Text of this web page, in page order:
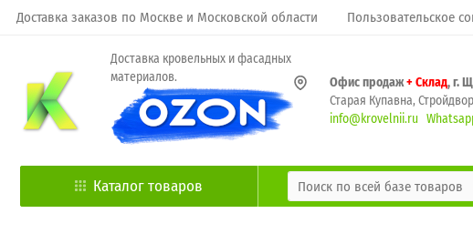
Доставка заказов по Москве и Московской области Пользовательское
Доставка кровельных и фасадных
материалов.
Офис продаж+ Склад, г.
Старая Купавна,
info@krovelnii.ru
Каталог товаров